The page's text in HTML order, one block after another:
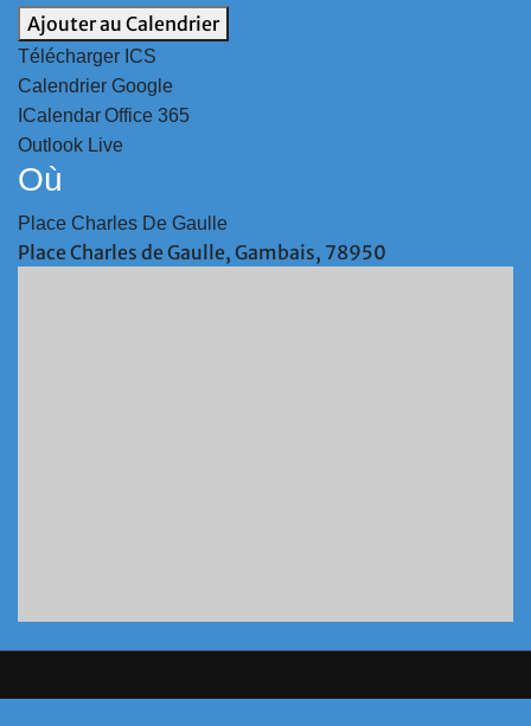
Ajouter au Calendrier
Télécharger ICS
Calendrier Google
ICalendarOffice 365
Outlook Live
Où
Place Charles De Gaulle
Place Charles de Gaulle, Gambais, 78950